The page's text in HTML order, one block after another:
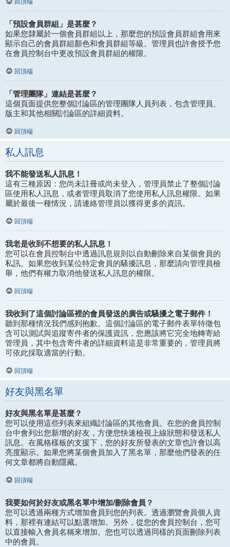
回頂端
「預設會員群組」是甚麼？
如果您隸屬於一個會員群組以上，那麼您的預設會員群組會用來
顯示自己的會員群組顏色和會員群組等級。管理員也許會授予您
在會員控制台中更改預設會員群組的權限。
回頂端
「管理團隊」連結是甚麼？
這個頁面提供您整個討論區的管理團隊人員列表，包含管理員、
版主和其他相關討論區的詳細資料。
回頂端
私人訊息
我不能發送私人訊息！
這有三種原因：您尚未註冊或尚未登入，管理員禁止了整個討論
區使用私人訊息，或者管理員取消了您使用私人訊息權限。如果
屬於最後一種情況，請連絡管理員以獲得更多的資訊。
回頂端
我老是收到不想要的私人訊息！
您可以在會員控制台中透過訊息規則以自動刪除來自某個會員的
私訊。如果您收到某位特定會員的騷擾訊息，那麼請向管理員檢
舉，他們有權力取消他發送私人訊息的權限。
回頂端
我收到了這個討論區裡的會員發送的廣告或騷擾之電子郵件！
聽到那種情況我們感到抱歉。這個討論區的電子郵件表單特徵包
含可以測試與追蹤寄件者的保護資訊，您應該將它完全地轉寄給
管理員，其中包含寄件者的詳細資料這是非常重要的，管理員將
可依此採取適當的行動。
回頂端
好友與黑名單
好友與黑名單是甚麼？
您可以使用這些列表來組織討論區的其他會員。在您的會員控制
台中會列出您新增的好友，方便您快速檢視上線狀態和發送私人
訊息。在風格樣板的支援下，您的好友所發表的文章也許會以高
亮度顯示。如果您將某個會員加入了黑名單，那麼他們發表的任
何文章都將自動隱藏。
回頂端
我要如何於好友或黑名單中增加/刪除會員？
您可以透過兩種方式增加會員到您的列表。透過瀏覽會員個人資
料，那裡有連結可以點選增加。另外，從您的會員控制台，您可
以直接輸入會員名稱來增加。您也可以透過同樣的頁面刪除列表
中的會員。